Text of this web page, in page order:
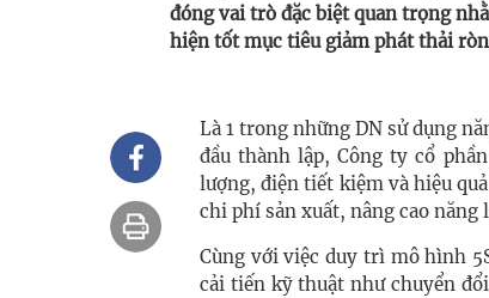
đóng vai trò đặc biệt quan trọng
hiện tốt mục tiêu giảm phát thải
Là 1 trong những DN sử dụng
đầu thành lập, Công ty cổ
lượng, điện tiết kiệm và hiệu
chi phí sản xuất, nâng cao
Cùng với việc duy trì mô hình
cải tiến kỹ thuật như chuyển